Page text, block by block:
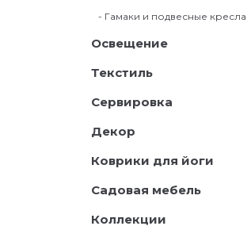
- Гамаки и подвесные кресла
Освещение
Текстиль
Сервировка
Декор
Коврики для йоги
Садовая мебель
Коллекции